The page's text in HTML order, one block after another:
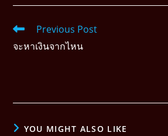
Previous Post
จะหาเงินจากไหน
YOU MIGHT ALSO LIKE